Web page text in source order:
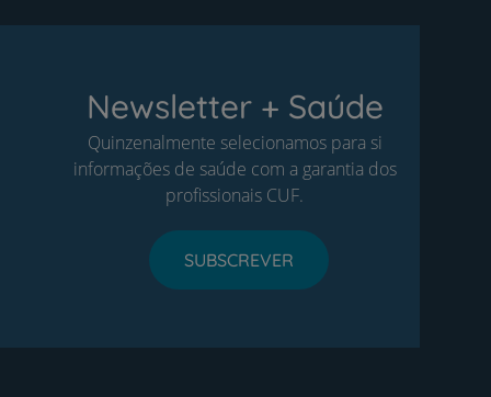
Newsletter + Saúde
Quinzenalmente selecionamos para si
informações de saúde com a garantia dos
profissionais CUF.
SUBSCREVER